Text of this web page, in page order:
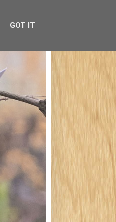
GOT IT